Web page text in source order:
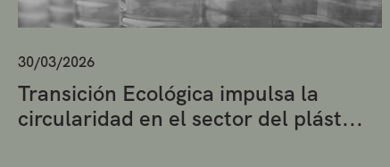
30/03/2026
Transición Ecológica impulsa la
circularidad en el sector del plást...